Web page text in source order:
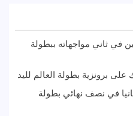
في ثاني مواجهاته ببطولة
برونزية بطولة العالم لليد
في نصف نهائي بطولة